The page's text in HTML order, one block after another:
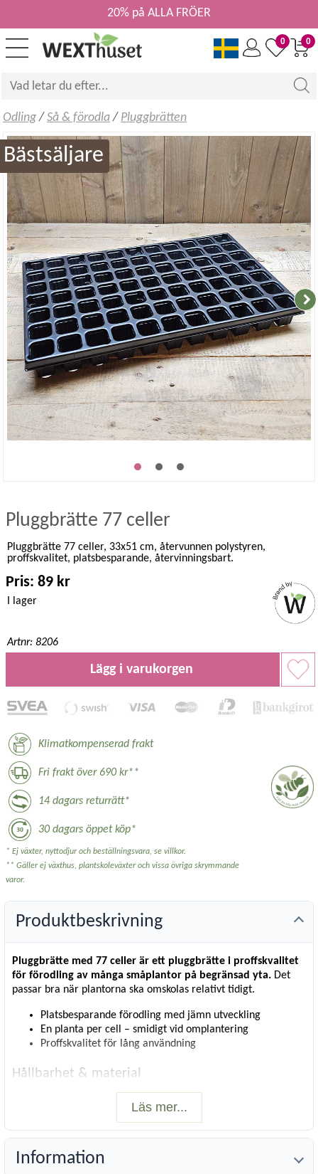
0
0
20% på ALLA FRÖER
Odling/ Så & förodla/ Pluggbrätten
Bästsäljare
Pluggbrätte 77 celler
Pluggbrätte 77 celler, 33x51 cm, återvunnen polystyren,
proffskvalitet, platsbesparande, återvinningsbart.
Pris: 89 kr
I lager
Artnr: 8206
Lägg i varukorgen
Klimatkompenserad frakt
Fri frakt över 690 kr**
14 dagars returrätt*
30 dagars öppet köp*
* Ej växter, nyttodjur och beställningsvara, se villkor.
** Gäller ej växthus, plantskoleväxter och vissa övriga skrymmande
varor.
Produktbeskrivning
Pluggbrätte med 77 celler är ett pluggbrätte i proffskvalitet
för förodling av många småplantor på begränsad yta. Det
passar bra när plantorna ska omskolas relativt tidigt.
Platsbesparande förodling med jämn utveckling
En planta per cell – smidigt vid omplantering
Proffskvalitet för lång användning
Hållbarhet & material
återvunnen polystyren(100% återvunnet
säsong efter säsong.
Passar ihop med
Läs mer...
Information